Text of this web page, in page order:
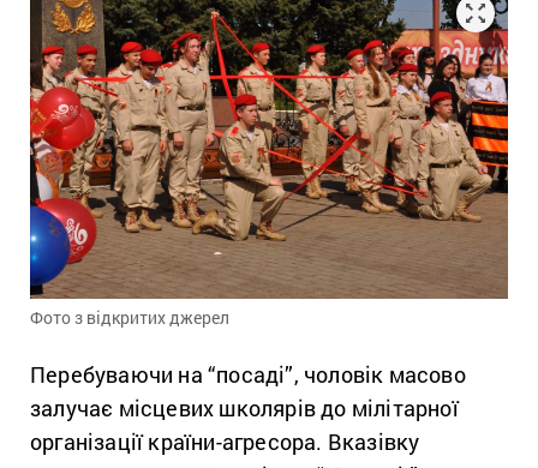
Фото з відкритих джерел
Перебуваючи на “посаді”, чоловік масово
залучає місцевих школярів до мілітарної
організації країни-агресора. Вказівку